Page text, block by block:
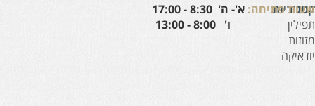
פתיחה: א'- ה' 8:30 - 17:00
8:00 - 13:00